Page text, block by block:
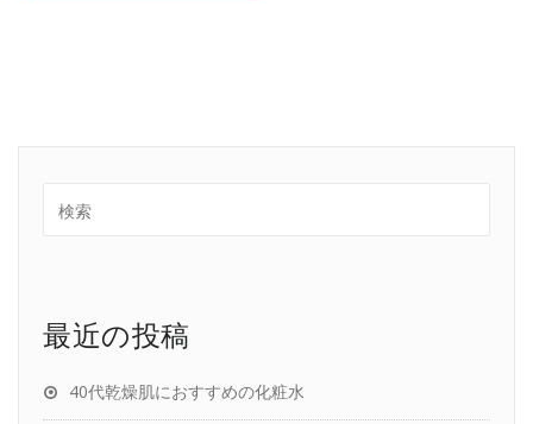
最近の投稿
40代乾燥肌におすすめの化粧水